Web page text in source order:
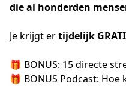
die al honderden
Je krijgt ertijdelijk
🎁 BONUS: 15 directe
🎁 BONUS Podcast: